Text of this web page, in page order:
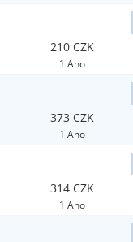
210 CZK
1 Ano
373 CZK
1 Ano
314 CZK
1 Ano